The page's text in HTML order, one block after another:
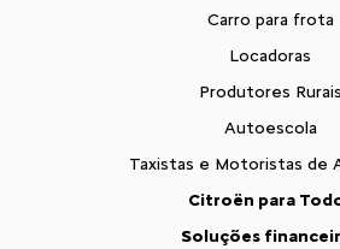
Carro para frota
Locadoras
Produtores Rurais
Autoescola
Taxistas e Motoristas de
Citroën para
Soluções